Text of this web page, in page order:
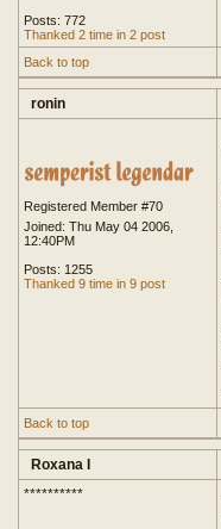
Posts: 772
Thanked 2 time in 2 post
Back to top
ronin
Registered Member #70
Joined: Thu May 04 2006,
12:40PM
Posts: 1255
Thanked 9 time in 9 post
Back to top
Roxana I
**********